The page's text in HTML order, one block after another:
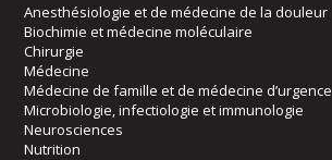
Anesthésiologie et de médecine de la douleur
Biochimie et médecine moléculaire
Chirurgie
Médecine
Médecine de famille et de médecine d’urgence
Microbiologie, infectiologie et immunologie
Neurosciences
Nutrition